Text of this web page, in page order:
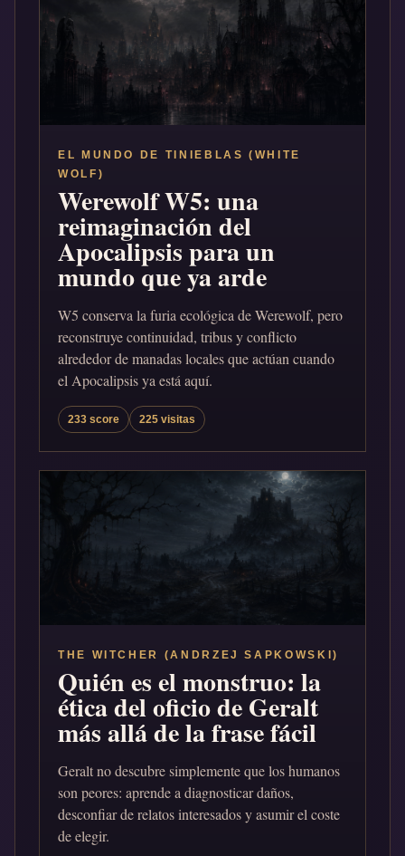
EL MUNDO DE TINIEBLAS (WHITE
WOLF)
Werewolf W5: una
reimaginación del
Apocalipsis para un
mundo que ya arde
W5 conserva la furia ecológica de Werewolf, pero
reconstruye continuidad, tribus y conflicto
alrededor de manadas locales que actúan cuando
el Apocalipsis ya está aquí.
233 score 225 visitas
THE WITCHER (ANDRZEJ SAPKOWSKI)
Quién es el monstruo: la
ética del oficio de Geralt
más allá de la frase fácil
Geralt no descubre simplemente que los humanos
son peores: aprende a diagnosticar daños,
desconfiar de relatos interesados y asumir el coste
de elegir.